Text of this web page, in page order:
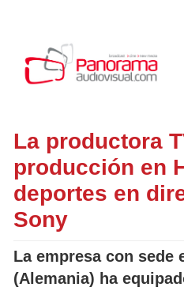
La productora
producción en
deportes en
Sony
La empresa con sede
(Alemania) ha